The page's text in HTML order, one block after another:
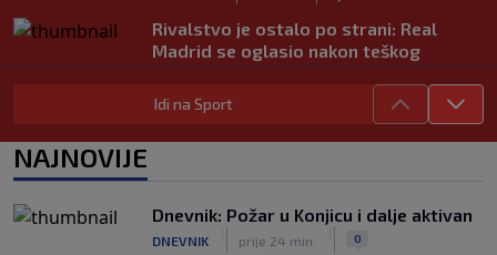
Rivalstvo je ostalo po strani: Real
Madrid se oglasio nakon teškog
gubitka Lionela Messija
NOGOMET
prije 2 h
Infantino nekada poručivao: "Novac
Idi na Sport
NAJNOVIJE
Dnevnik: Požar u Konjicu i dalje aktivan
DNEVNIK prije 24 min. 0